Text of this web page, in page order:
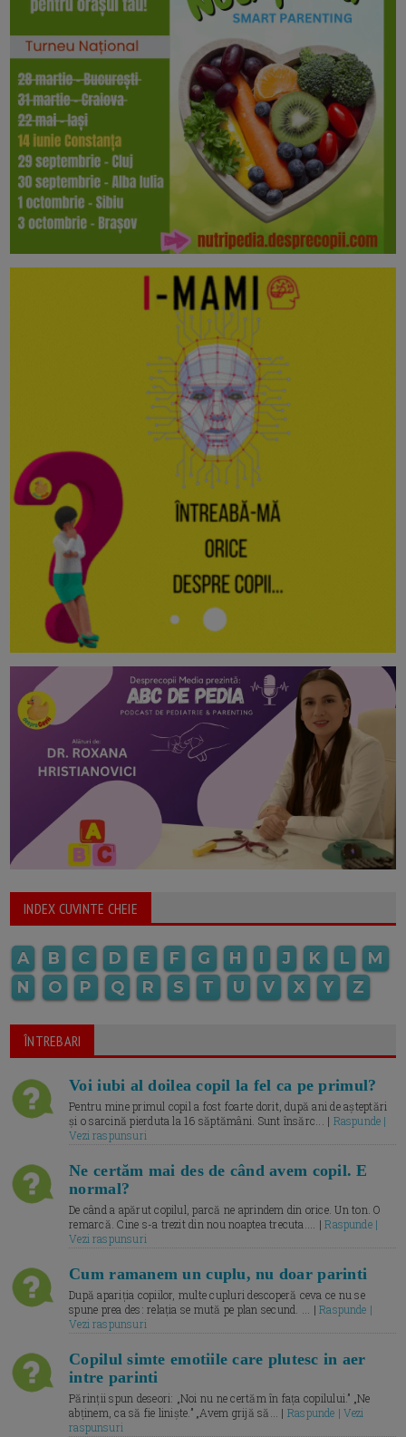
INDEX CUVINTE CHEIE
A B C D E F G H I J K L
M
N
O P Q R S T U V X Y Z
ÎNTREBARI
Voi iubi al doilea copil la fel ca pe primul?
Pentru mine primul copil a fost foarte dorit, după ani de așteptări
și o sarcină pierduta la 16 săptămâni. Sunt însărc... | Raspunde |
Vezi raspunsuri
Ne certăm mai des de când avem copil. E
normal?
De când a apărut copilul, parcă ne aprindem din orice. Un ton. O
remarcă. Cine s-a trezit din nou noaptea trecuta.... |Raspunde |
Vezi raspunsuri
Cum ramanem un cuplu, nu doar parinti
După apariția copiilor, multe cupluri descoperă ceva ce nu se
spune prea des: relația se mută pe plan secund. ... |Raspunde |
Vezi raspunsuri
Copilul simte emotiile care plutesc in aer
intre parinti
Părinții spun deseori: „Noi nu ne certăm în fața copilului.” „Ne
abținem, ca să fie liniște.” „Avem grijă să... | Raspunde | Vezi
raspunsuri